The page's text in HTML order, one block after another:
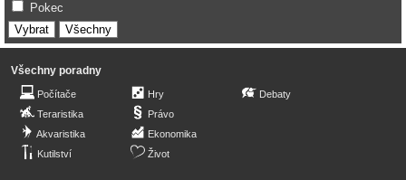
Pokec
Všechny poradny
Počítače
Teraristika
Akvaristika
Kutilství
Hry
Právo
Ekonomika
Život
Debaty